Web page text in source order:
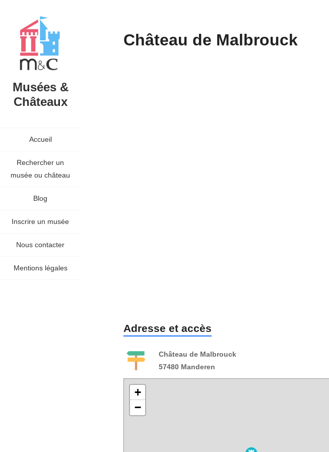
Musées &
Châteaux
Accueil
Rechercher un
musée ou château
Blog
Inscrire un musée
Nous contacter
Mentions légales
Château de Malbrouck
Adresse et accès
Château de Malbrouck
57480 Manderen
+
−